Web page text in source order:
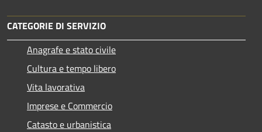
CATEGORIE DI SERVIZIO
Anagrafe e stato civile
Cultura e tempo libero
Vita lavorativa
Imprese e Commercio
Catasto e urbanistica